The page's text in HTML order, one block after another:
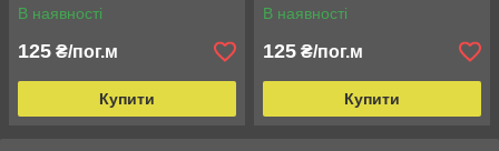
В наявності
125 ₴/пог.м
Купити
В наявності
125 ₴/пог.м
Купити